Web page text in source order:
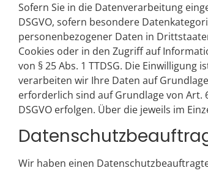
Sofern Sie in die Datenverarbeitung
DSGVO, sofern besondere
personenbezogener Daten in
Cookies oder in den Zugriff auf
von § 25 Abs. 1 TTDSG. Die
verarbeiten wir Ihre Daten auf
erforderlich sind auf Grundlage von Art.
DSGVO erfolgen. Über die jeweils im
Wir haben einen